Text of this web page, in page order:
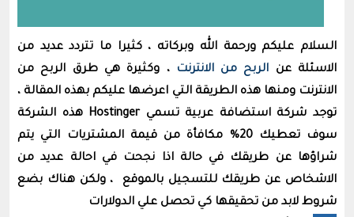
السلام عليكم ورحمة الله وبركاته ، كثيرا ما تتردد عديد من
الاسئلة عن الربح من الانترنت ، وكثيرة هي طرق الربح من
الانترنت ومنها هذه الطريقة التي اعرضها عليكم بهذه المقالة ،
توجد شركة استضافة عربية تسمي Hostinger هذه الشركة
سوف تعطيك 20% مكافأة من قيمة المشتريات التي يتم
شراؤها عن طريقك في حالة اذا نجحت في احالة عديد من
الاشخاص عن طريقك للتسجيل بالموقع ، ولكن هناك بضع
شروط لابد من تحقيقها كي تحصل علي الدولارات